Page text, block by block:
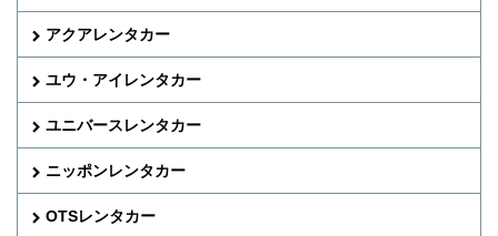
アクアレンタカー
ユウ・アイレンタカー
ユニバースレンタカー
ニッポンレンタカー
OTSレンタカー